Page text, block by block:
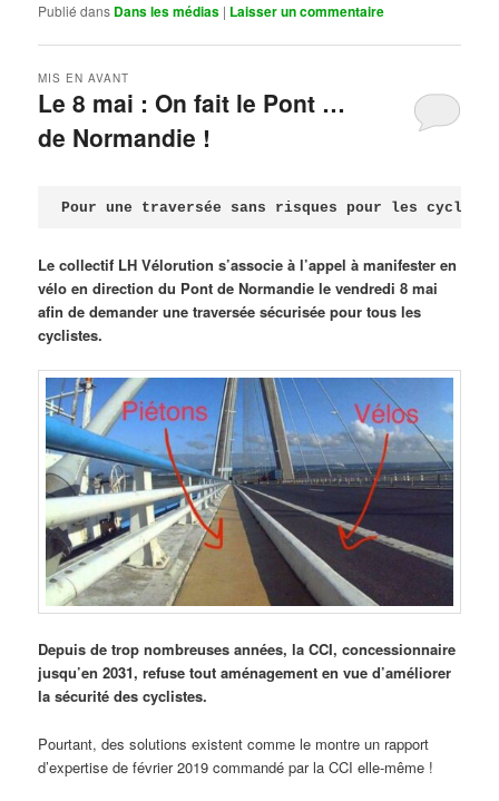
Publié dans Dans les médias | Laisser un commentaire
Le 8 mai : On fait le Pont …
de Normandie !
MIS EN AVANT
Pour une traversée sans risques pour les
Le collectif LH Vélorution s’associe à l’appel à manifester en
vélo en direction du Pont de Normandie le vendredi 8 mai
afin de demander une traversée sécurisée pour tous les
cyclistes.
Depuis de trop nombreuses années, la CCI, concessionnaire
jusqu’en 2031, refuse tout aménagement en vue d’améliorer
la sécurité des cyclistes.
Pourtant, des solutions existent comme le montre un rapport
d’expertise de février 2019 commandé par la CCI elle-même !